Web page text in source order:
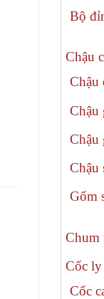
Bộ
Chậu
Chậu
Chậu
Chậu
Chậu
Gốm
Chum
Cốc ly
Cốc